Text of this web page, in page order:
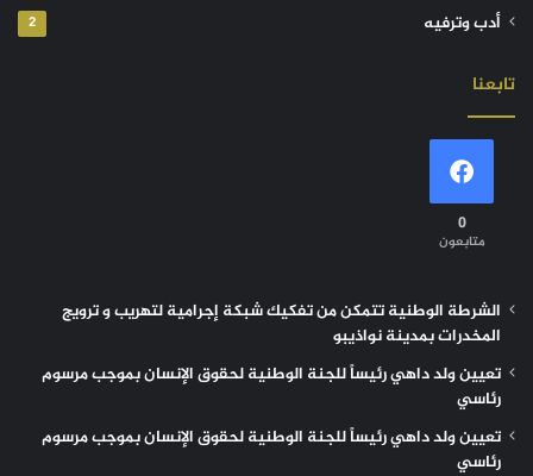
أدب وترفيه 2
تابعنا
0
متابعون
الشرطة الوطنية تتمكن من تفكيك شبكة إجرامية لتهريب و ترويج
المخدرات بمدينة نواذيبو
تعيين ولد داهي رئيساً للجنة الوطنية لحقوق الإنسان بموجب مرسوم
رئاسي
تعيين ولد داهي رئيساً للجنة الوطنية لحقوق الإنسان بموجب مرسوم
رئاسي